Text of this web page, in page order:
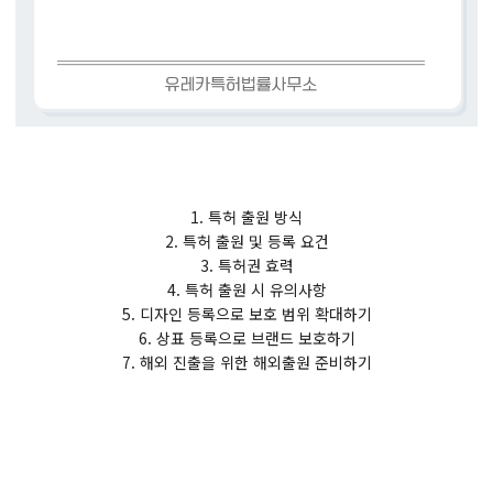
1. 특허 출원 방식
2. 특허 출원 및 등록 요건
3. 특허권 효력
4. 특허 출원 시 유의사항
5. 디자인 등록으로 보호 범위 확대하기
6. 상표 등록으로 브랜드 보호하기
7. 해외 진출을 위한 해외출원 준비하기